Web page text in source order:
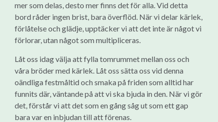
mer som delas, desto mer finns det för alla. Vid detta
bord råder ingen brist, bara överflöd. När vi delar kärlek,
förlåtelse och glädje, upptäcker vi att det inte är något vi
förlorar, utan något som multipliceras.
Låt oss idag välja att fylla tomrummet mellan oss och
våra bröder med kärlek. Låt oss sätta oss vid denna
oändliga festmåltid och smaka på friden som alltid har
funnits där, väntande på att vi ska bjuda in den. När vi gör
det, förstår vi att det som en gång såg ut som ett gap
bara var en inbjudan till att förenas.